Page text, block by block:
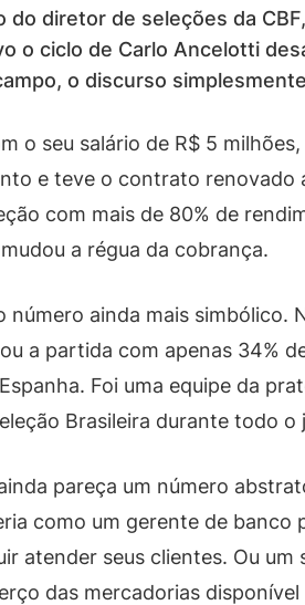
do diretor de seleções da
o ciclo de Carlo Ancelotti
o discurso
o seu salário de R$ 5
e teve o contrato renovado
com mais de 80% de
a régua da cobrança.
número ainda mais simbólico.
a partida com apenas 34%
Foi uma equipe da
Brasileira durante todo o
pareça um número
como um gerente de banco
atender seus clientes. Ou
das mercadorias